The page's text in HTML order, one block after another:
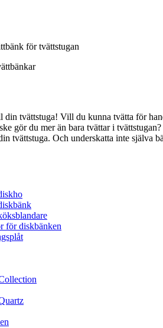
din tvättstuga! Vill du kunna tvätta för
gör du mer än bara tvättar i
tvättstuga. Och underskatta inte själva
för diskbänken